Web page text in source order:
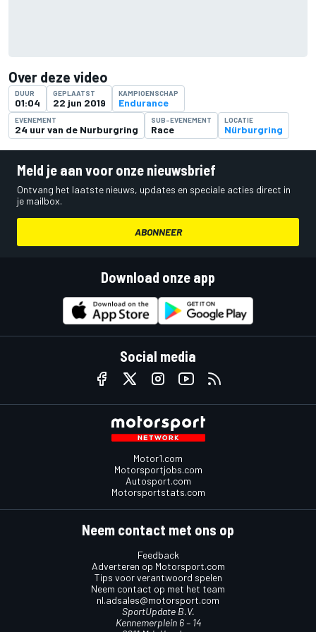
Over deze video
DUUR
01:04
GEPLAATST
22 jun 2019
KAMPIOENSCHAP
Endurance
EVENEMENT
24 uur van de Nurburgring
SUB-EVENEMENT
Race
LOCATIE
Nürburgring
Meld je aan voor onze nieuwsbrief
Ontvang het laatste nieuws, updates en speciale acties direct in
je mailbox.
ABONNEER
Download onze app
Social media
Motor1.com
Motorsportjobs.com
Autosport.com
Motorsportstats.com
Neem contact met ons op
Feedback
Adverteren op Motorsport.com
Tips voor verantwoord spelen
Neem contact op met het team
nl.adsales@motorsport.com
SportUpdate B.V.
Kennemerplein 6 – 14